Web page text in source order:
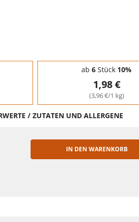
ab 6 Stück 10%
1,98 €
(3,96 €/1 kg)
/ ZUTATEN UND ALLERGENE
IN DEN WARENKORB